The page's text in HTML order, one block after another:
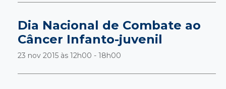
Dia Nacional de Combate ao
Câncer Infanto-juvenil
23 nov 2015 às 12h00 - 18h00